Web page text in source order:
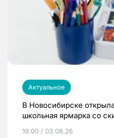
Актуальное
В Новосибирске
школьная ярмарка со
19:00 / 03.08.26